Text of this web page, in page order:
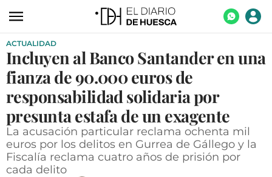
ACTUALIDAD
ECONOMÍA
TURISMO
AGROALIMENTACIÓN
DEPORTES
ACTUALIDAD
Incluyen al Banco Santander en una
fianza de 90.000 euros de
responsabilidad solidaria por
presunta estafa de un exagente
La acusación particular reclama ochenta mil
euros por los delitos en Gurrea de Gállego y la
Fiscalía reclama cuatro años de prisión por
cada delito